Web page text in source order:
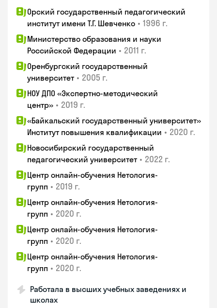
Орский государственный педагогический
институт имени Т.Г. Шевченко • 1996 г.
Министерство образования и науки
Российской Федерации • 2011 г.
Оренбургский государственный
университет • 2005 г.
НОУ ДПО «Экспертно-методический
центр» • 2019 г.
«Байкальский государственный университет»
Институт повышения квалификации • 2020 г.
Новосибирский государственный
педагогический университет • 2022 г.
Центр онлайн-обучения Нетология-
групп • 2019 г.
Центр онлайн-обучения Нетология-
групп • 2020 г.
Центр онлайн-обучения Нетология-
групп • 2020 г.
Центр онлайн-обучения Нетология-
групп • 2020 г.
Работала в высших учебных заведениях и
школах